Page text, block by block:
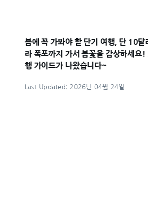
봄에 꼭 가봐야 할 단기 여행, 단 10달
라 폭포까지 가서 봄꽃을 감상하세요
행 가이드가 나왔습니다~
Last Updated: 2026년 04월 24일